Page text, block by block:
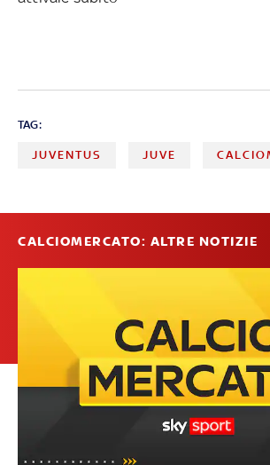
TAG:
JUVENTUS JUVE
CALCIOMERCATO: ALTRE NOTIZIE